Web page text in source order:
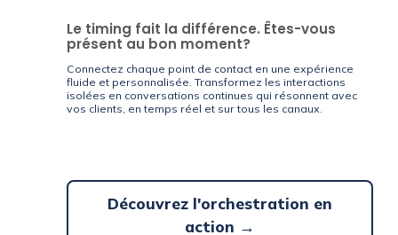
Le timing fait la différence. Êtes-vous
présent au bon moment?
Connectez chaque point de contact en une expérience
fluide et personnalisée. Transformez les interactions
isolées en conversations continues qui résonnent avec
vos clients, en temps réel et sur tous les canaux.
Découvrez l'orchestration en
action →